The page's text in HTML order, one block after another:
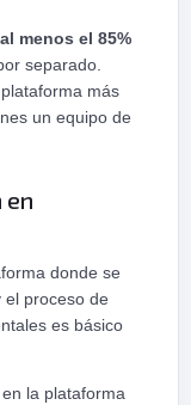
menos el 85%
separado.
más
un equipo de
en
donde se
proceso de
es básico
en la plataforma